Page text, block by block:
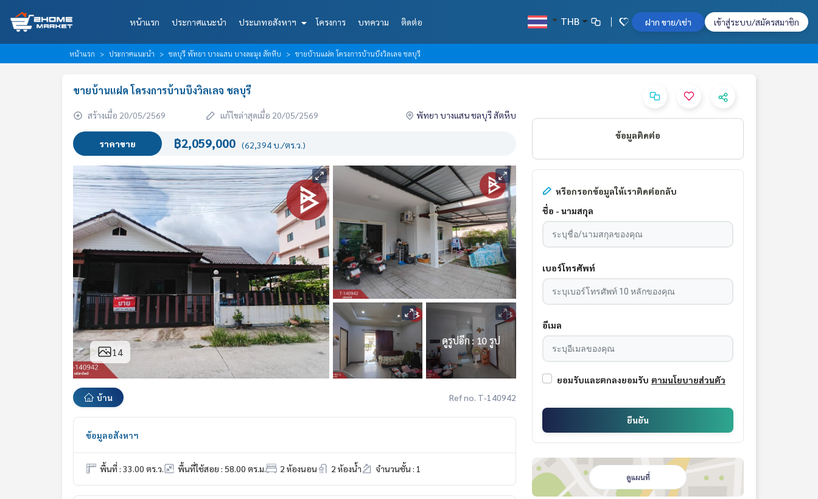
หน้าแรก ประกาศแนะนำ ประเภทอสังหาฯ โครงการ บทความ ติดต่อ THB ฝาก ขาย/เช่า เข้าสู่ระบบ/สมัครสมาชิก
หน้าแรก ประกาศแนะนำ ชลบุรี พัทยา บางแสน บางละมุง สัตหีบ ขายบ้านแฝด โครงการบ้านบึงวิลเลจ ชลบุรี
ขายบ้านแฝด โครงการบ้านบึงวิลเลจ ชลบุรี
สร้างเมื่อ 20/05/2569 แก้ไขล่าสุดเมื่อ 20/05/2569 พัทยา บางแสน ชลบุรี สัตหีบ
ราคาขาย ฿2,059,000 (62,394 บ./ตร.ว.)
14
ดูรูปอีก : 10 รูป
บ้าน Ref no. T-140942
ข้อมูลอสังหาฯ
พื้นที่ : 33.00 ตร.ว. พื้นที่ใช้สอย : 58.00 ตร.ม. 2 ห้องนอน 2 ห้องน้ำ จำนวนชั้น : 1
ข้อมูลติดต่อ
หรือกรอกข้อมูลให้เราติดต่อกลับ
ชื่อ - นามสกุล
เบอร์โทรศัพท์
อีเมล
ยอมรับและตกลงยอมรับ ตามนโยบายส่วนตัว
ยืนยัน
ดูแผนที่